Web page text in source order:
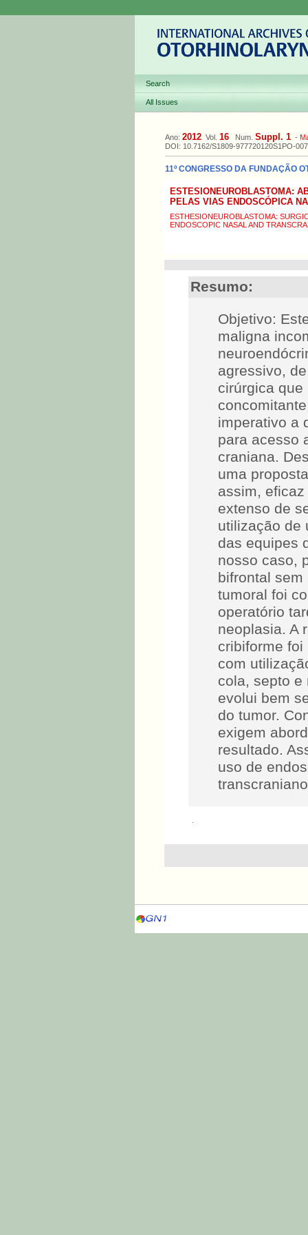
Search
All Issues
Ano: 2012 Vol. 16 Num. Suppl. 1 -
DOI: 10.7162/S1809-977720120S1PO-007
11º CONGRESSO DA FUNDAÇÃO
ESTESIONEUROBLASTOMA:
PELAS VIAS ENDOSCÓPICA
ESTHESIONEUROBLASTOMA:
ENDOSCOPIC NASAL AND
Resumo:
Objetivo:
maligna
agressivo,
cirúrgica
imperativo a
para acesso
craniana.
uma
assim,
extenso de
utilização de
das equipes
nosso caso,
bifrontal sem
tumoral foi
operatório
neoplasia. A
cribiforme
com
cola, septo e
evolui bem
do tumor.
exigem
resultado.
uso de